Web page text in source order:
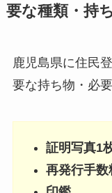
要な種類・持
鹿児島県に住民
要な持ち物・必
証明写真1
再発行手数